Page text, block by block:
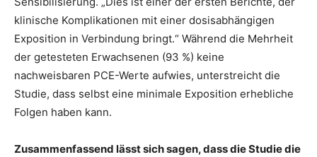
klinische Komplikationen mit einer dosisabhängigen
Exposition in Verbindung bringt.“ Während die Mehrheit
der getesteten Erwachsenen (93 %) keine
nachweisbaren PCE-Werte aufwies, unterstreicht die
Studie, dass selbst eine minimale Exposition erhebliche
Folgen haben kann.
Zusammenfassend lässt sich sagen, dass die Studie die